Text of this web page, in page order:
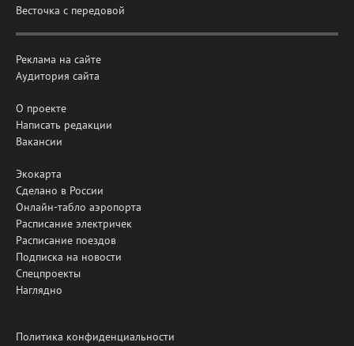
Весточка с передовой
Реклама на сайте
Аудитория сайта
О проекте
Написать редакции
Вакансии
Экокарта
Сделано в России
Онлайн-табло аэропорта
Расписание электричек
Расписание поездов
Подписка на новости
Спецпроекты
Наглядно
Политика конфиденциальности